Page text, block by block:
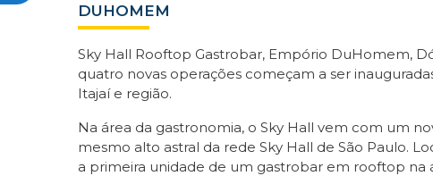
DUHOMEM
Sky Hall Rooftop Gastrobar, Empório DuHomem,
quatro novas operações começam a ser
Itajaí e região.
Na área da gastronomia, o Sky Hall vem com um
mesmo alto astral da rede Sky Hall de São Paulo.
a primeira unidade de um gastrobar em rooftop